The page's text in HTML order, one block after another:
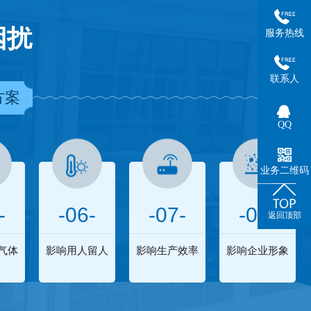
扰
案
体
-06-
影响用人留人
-07-
影响生产效率
-08-
影响企业形象
服务热线
联系人
QQ
业务二维码
返回顶部